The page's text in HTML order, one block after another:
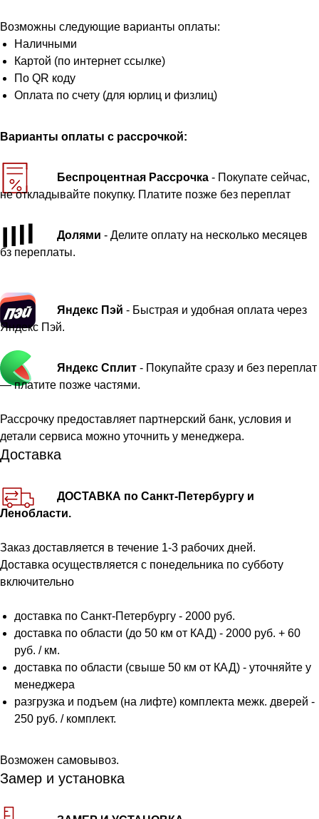
Возможны следующие варианты оплаты:
Наличными
Картой (по интернет ссылке)
По QR коду
Оплата по счету (для юрлиц и физлиц)
Варианты оплаты с рассрочкой:
Беспроцентная Рассрочка - Покупате сейчас,
не откладывайте покупку. Платите позже без переплат
Долями - Делите оплату на несколько месяцев
бз переплаты.
Яндекс Пэй - Быстрая и удобная оплата через
Яндекс Пэй.
Яндекс Сплит - Покупайте сразу и без переплат
— платите позже частями.
Рассрочку предоставляет партнерский банк, условия и
детали сервиса можно уточнить у менеджера.
Доставка
ДОСТАВКА по Санкт-Петербургу и
Ленобласти.
Заказ доставляется в течение 1-3 рабочих дней.
Доставка осуществляется с понедельника по субботу
включительно
доставка по Санкт-Петербургу - 2000 руб.
доставка по области (до 50 км от КАД) - 2000 руб. + 60
руб. / км.
доставка по области (свыше 50 км от КАД) - уточняйте у
менеджера
разгрузка и подъем (на лифте) комплекта межк. дверей -
250 руб. / комплект.
Возможен самовывоз.
Замер и установка